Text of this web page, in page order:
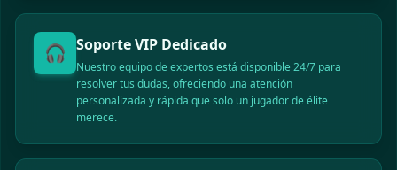
Pa** retiró exitosamente 500,000 COP
Fe** ganó un premio de 115,000 COP
Gl** recibió un bono de 27,000 COP
Ra** retiró exitosamente 140,000 COP
Jo** ganó un premio de 200,000 COP
Is** recibió un bono de 13,000 COP
Kr** retiró exitosamente 75,000 COP
Ma** ganó un premio de 82,000 COP
🎧 Soporte VIP Dedicado
Nuestro equipo de expertos está disponible 24/7 para
resolver tus dudas, ofreciendo una atención
personalizada y rápida que solo un jugador de élite
merece.